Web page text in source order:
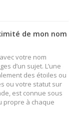
de mon nom
votre nom
d’un sujet. L’une
des étoiles ou
ou votre statut sur
est connue sous
propre à chaque